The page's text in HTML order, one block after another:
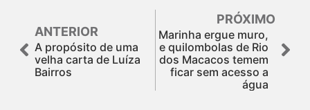
ANTERIOR
A propósito de uma
velha carta de Luíza
Bairros
PRÓXIMO
Marinha ergue muro,
e quilombolas de Rio
dos Macacos temem
ficar sem acesso a
água